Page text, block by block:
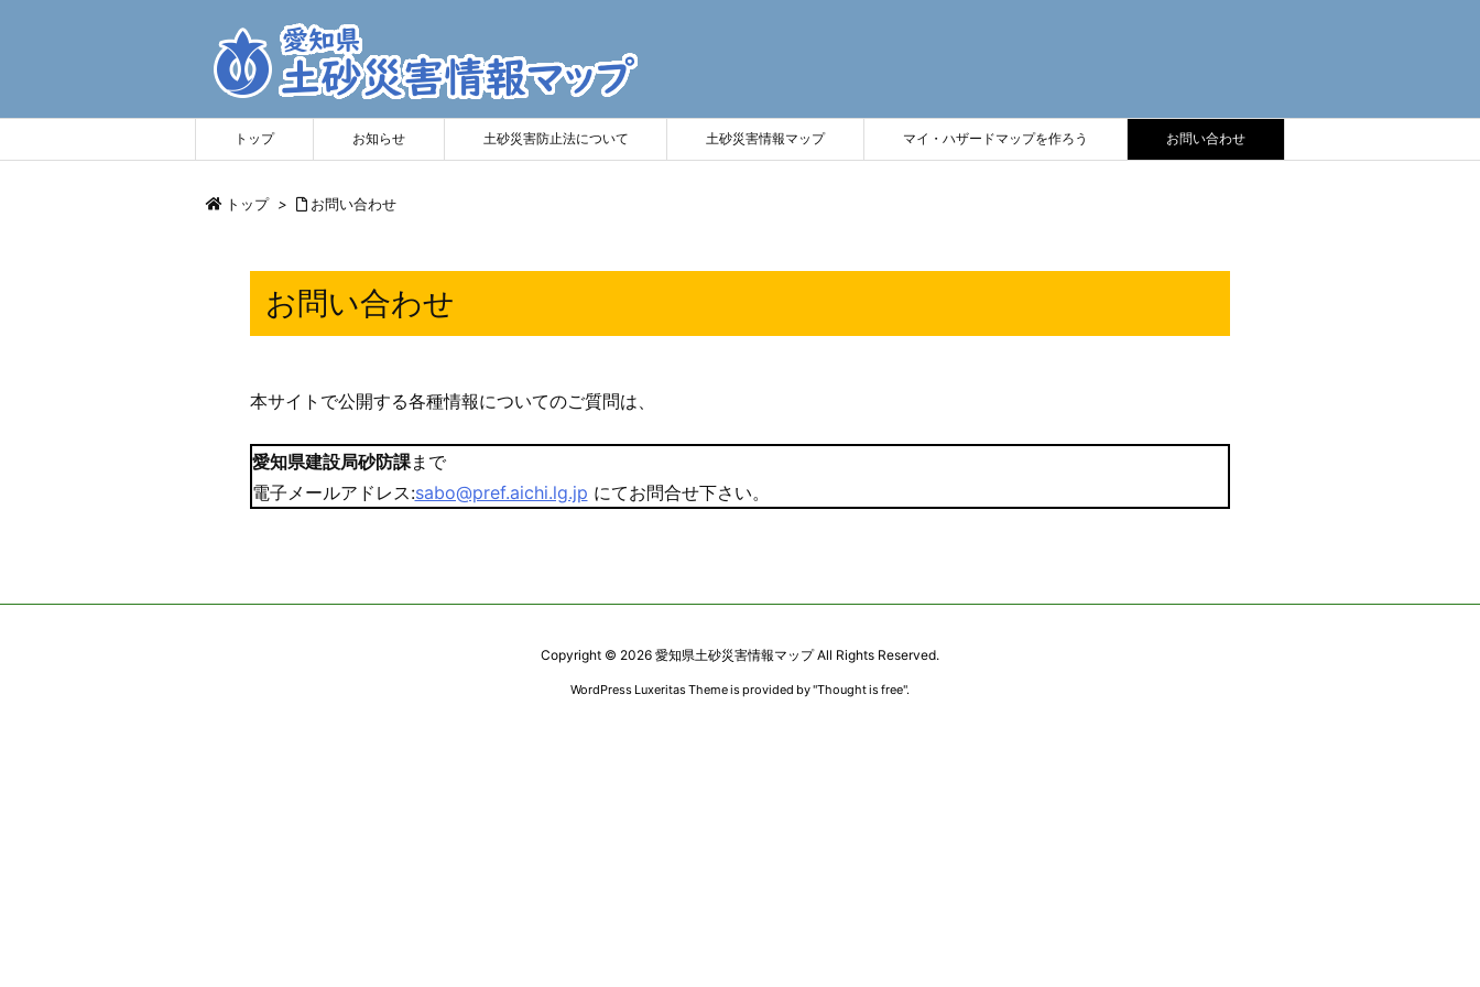
トップ お知らせ 土砂災害防止法について 土砂災害情報マップ マイ・ハザードマップを作ろう お問い合わせ
トップ > お問い合わせ
お問い合わせ
本サイトで公開する各種情報についてのご質問は、
愛知県建設局砂防課まで
電子メールアドレス:sabo@pref.aichi.lg.jp にてお問合せ下さい。
Copyright © 2026 愛知県土砂災害情報マップAll Rights Reserved.
WordPress Luxeritas Theme is provided by "Thought is free".